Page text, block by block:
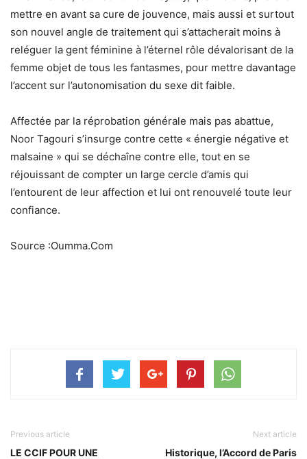
mettre en avant sa cure de jouvence, mais aussi et surtout
son nouvel angle de traitement qui s’attacherait moins à
reléguer la gent féminine à l’éternel rôle dévalorisant de la
femme objet de tous les fantasmes, pour mettre davantage
l’accent sur l’autonomisation du sexe dit faible.
Affectée par la réprobation générale mais pas abattue,
Noor Tagouri s’insurge contre cette « énergie négative et
malsaine » qui se déchaîne contre elle, tout en se
réjouissant de compter un large cercle d’amis qui
l’entourent de leur affection et lui ont renouvelé toute leur
confiance.
Source :Oumma.Com
Previous article
LE CCIF POUR UNE
Next article
Historique, l’Accord de Paris